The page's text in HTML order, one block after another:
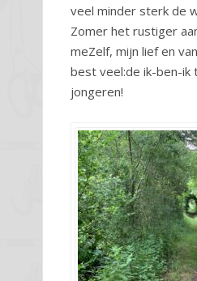
veel minder sterk de
Zomer het rustiger
meZelf, mijn lief en
best veel:de ik-ben-ik
jongeren!